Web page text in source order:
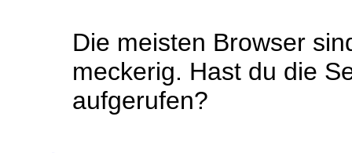
Die meisten Browser
meckerig. Hast du die
aufgerufen?